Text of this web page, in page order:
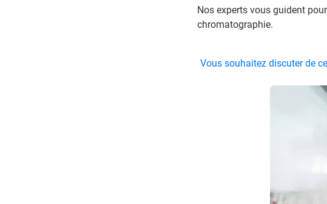
Nos experts vous guident
chromatographie.
Vous souhaitez discuter de